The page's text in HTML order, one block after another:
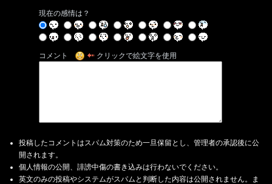
現在の感情は？
コメント クリックで絵文字を使用
投稿したコメントはスパム対策のため一旦保留とし、管理者の承認後に公
開されます。
個人情報の公開、誹謗中傷の書き込みは行わないでください。
英文のみの投稿やシステムがスパムと判断した内容は公開されません。ま